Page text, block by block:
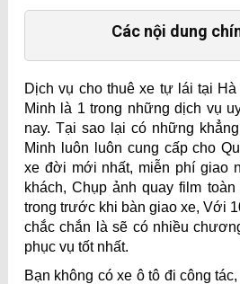
Các nội dung
Dịch vụ cho thuê xe tự lái tại
Minh là 1 trong những dịch vụ
nay. Tại sao lại có những
Minh luôn luôn cung cấp cho
xe đời mới nhất, miễn phí giao
khách, Chụp ảnh quay film
trong trước khi bàn giao xe, Với
chắc chắn là sẽ có nhiều
phục vụ tốt nhất.
Bạn không có xe ô tô đi công